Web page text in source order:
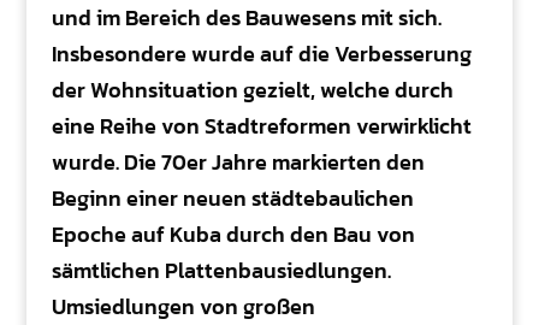
und im Bereich des Bauwesens mit sich.
Insbesondere wurde auf die Verbesserung
der Wohnsituation gezielt, welche durch
eine Reihe von Stadtreformen verwirklicht
wurde. Die 70er Jahre markierten den
Beginn einer neuen städtebaulichen
Epoche auf Kuba durch den Bau von
sämtlichen Plattenbausiedlungen.
Umsiedlungen von großen